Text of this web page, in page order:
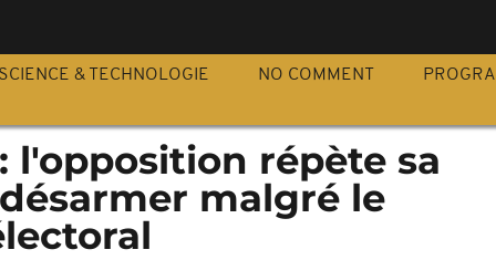
SCIENCE & TECHNOLOGIE NO COMMENT
l'opposition répète sa
malgré le